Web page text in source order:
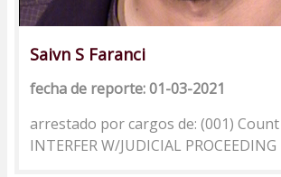
Saivn S Faranci
fecha de reporte: 01-03-2021
arrestado por cargos de: (001)
INTERFER W/JUDICIAL PROCEEDING